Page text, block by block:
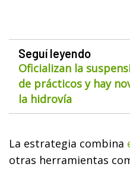
Seguí leyendo
Oficializan la
de prácticos y hay
la hidrovía
La estrategia combina
otras herramientas